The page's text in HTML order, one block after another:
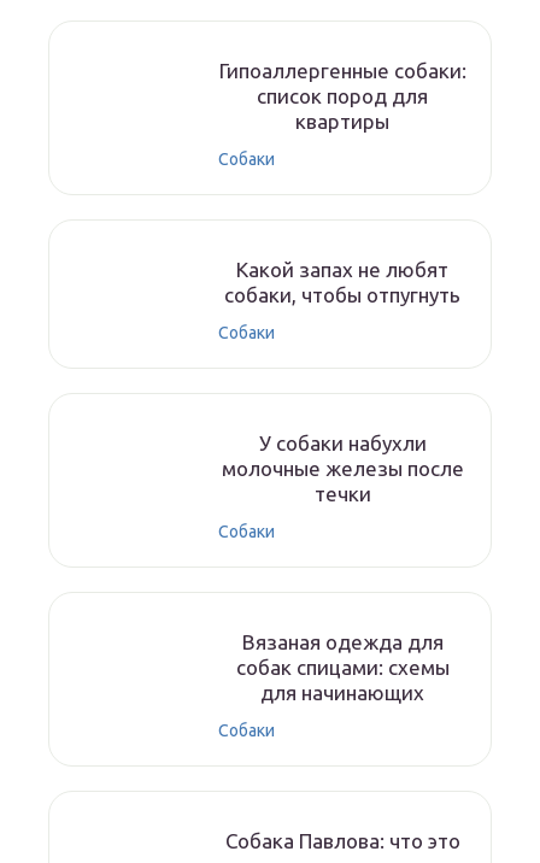
Гипоаллергенные собаки:
список пород для
квартиры
Собаки
Какой запах не любят
собаки, чтобы отпугнуть
Собаки
У собаки набухли
молочные железы после
течки
Собаки
Вязаная одежда для
собак спицами: схемы
для начинающих
Собаки
Собака Павлова: что это